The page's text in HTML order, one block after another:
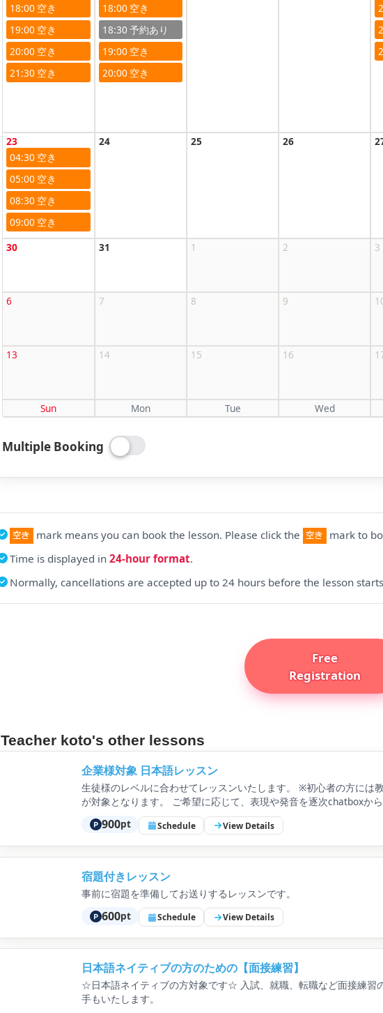
18:00
19:00
20:00
21:30
18:00
18:30
19:00
20:00
23
04:30
05:00
08:30
09:00
24 25 26
30 31 1 2 3
6 7 8 9
13 14 15 16
Sun Mon Tue Wed
Multiple Booking
mark means you can book the lesson. Please click the
mark to
Time is displayed in24-hour format.
Normally, cancellations are accepted up to 24 hours before the lesson
Free
Registration
Teacher koto's other lessons
企業様対象 日本語レッスン
生徒様のレベルに合わせてレッスンいたします。 ​​​​​​​※初心者の方に
が対象となります。 ご希望に応じて、表現や発音を逐次chatboxから
900pt Schedule View Details
宿題付きレッスン
事前に宿題を準備してお送りするレッスンです。
600pt Schedule View Details
日本語ネイティブの方のための【面接練習】
☆日本語ネイティブの方対象です☆ 入試、就職、転職など面接練習のお相手をいたします。 小学校受験などの保護者面接のお相
手もいたします。